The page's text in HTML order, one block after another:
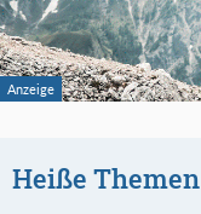
Heiße Themen